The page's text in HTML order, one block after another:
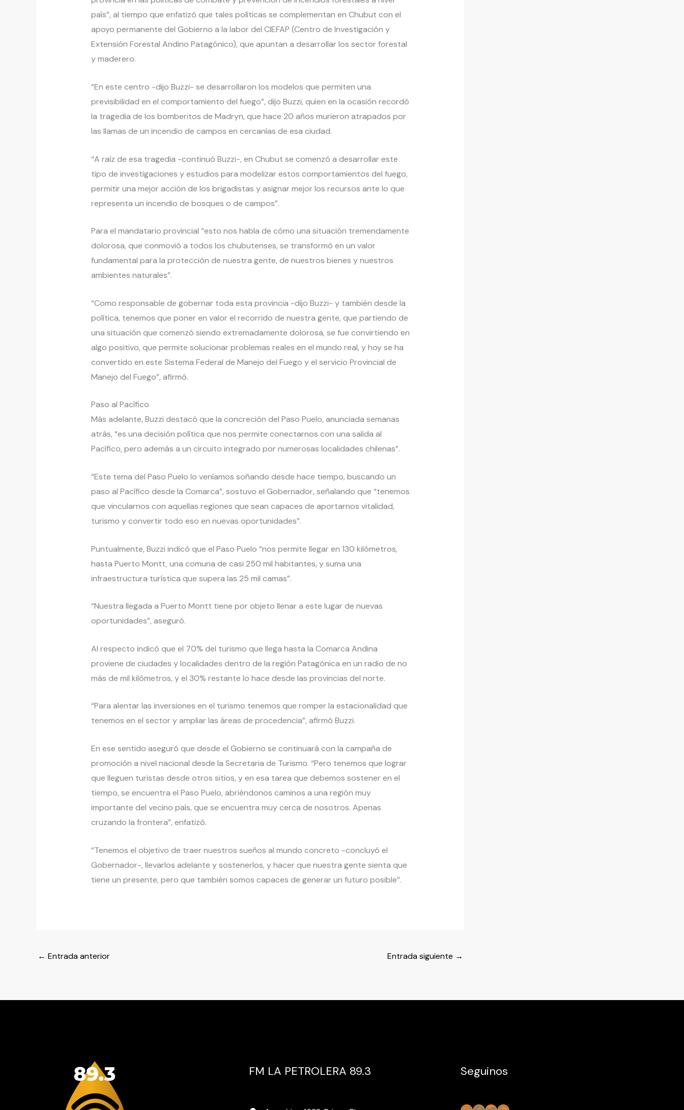
país”, al tiempo que enfatizó que tales políticas se complementan en Chubut con el
apoyo permanente del Gobierno a la labor del CIEFAP (Centro de Investigación y
Extensión Forestal Andino Patagónico), que apuntan a desarrollar los sector forestal
y maderero.
“En este centro -dijo Buzzi- se desarrollaron los modelos que permiten una
previsibilidad en el comportamiento del fuego”, dijo Buzzi, quien en la ocasión recordó
la tragedia de los bomberitos de Madryn, que hace 20 años murieron atrapados por
las llamas de un incendio de campos en cercanías de esa ciudad.
“A raíz de esa tragedia -continuó Buzzi-, en Chubut se comenzó a desarrollar este
tipo de investigaciones y estudios para modelizar estos comportamientos del fuego,
permitir una mejor acción de los brigadistas y asignar mejor los recursos ante lo que
representa un incendio de bosques o de campos”.
Para el mandatario provincial “esto nos habla de cómo una situación tremendamente
dolorosa, que conmovió a todos los chubutenses, se transformó en un valor
fundamental para la protección de nuestra gente, de nuestros bienes y nuestros
ambientes naturales”.
“Como responsable de gobernar toda esta provincia -dijo Buzzi- y también desde la
política, tenemos que poner en valor el recorrido de nuestra gente, que partiendo de
una situación que comenzó siendo extremadamente dolorosa, se fue convirtiendo en
algo positivo, que permite solucionar problemas reales en el mundo real, y hoy se ha
convertido en este Sistema Federal de Manejo del Fuego y el servicio Provincial de
Manejo del Fuego”, afirmó.
Paso al Pacífico
Más adelante, Buzzi destacó que la concreción del Paso Puelo, anunciada semanas
atrás, “es una decisión política que nos permite conectarnos con una salida al
Pacífico, pero además a un circuito integrado por numerosas localidades chilenas”.
“Este tema del Paso Puelo lo veníamos soñando desde hace tiempo, buscando un
paso al Pacífico desde la Comarca”, sostuvo el Gobernador, señalando que “tenemos
que vincularnos con aquellas regiones que sean capaces de aportarnos vitalidad,
turismo y convertir todo eso en nuevas oportunidades”.
Puntualmente, Buzzi indicó que el Paso Puelo “nos permite llegar en 130 kilómetros,
hasta Puerto Montt, una comuna de casi 250 mil habitantes, y suma una
infraestructura turística que supera las 25 mil camas”.
“Nuestra llegada a Puerto Montt tiene por objeto llenar a este lugar de nuevas
oportunidades”, aseguró.
Al respecto indicó que el 70% del turismo que llega hasta la Comarca Andina
proviene de ciudades y localidades dentro de la región Patagónica en un radio de no
más de mil kilómetros, y el 30% restante lo hace desde las provincias del norte.
“Para alentar las inversiones en el turismo tenemos que romper la estacionalidad que
tenemos en el sector y ampliar las áreas de procedencia”, afirmó Buzzi.
En ese sentido aseguró que desde el Gobierno se continuará con la campaña de
promoción a nivel nacional desde la Secretaria de Turismo. “Pero tenemos que lograr
que lleguen turistas desde otros sitios, y en esa tarea que debemos sostener en el
tiempo, se encuentra el Paso Puelo, abriéndonos caminos a una región muy
importante del vecino país, que se encuentra muy cerca de nosotros. Apenas
cruzando la frontera”, enfatizó.
“Tenemos el objetivo de traer nuestros sueños al mundo concreto -concluyó el
Gobernador-, llevarlos adelante y sostenerlos, y hacer que nuestra gente sienta que
tiene un presente, pero que también somos capaces de generar un futuro posible”.
← Entrada anterior Entrada siguiente →
FM LA PETROLERA 89.3 Seguinos